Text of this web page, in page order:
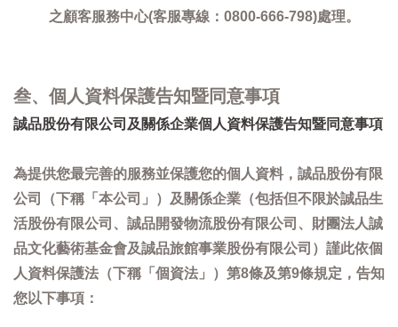
之顧客服務中心(客服專線：0800-666-798)處理。
叁、個人資料保護告知暨同意事項
誠品股份有限公司及關係企業個人資料保護告知暨同意事項
為提供您最完善的服務並保護您的個人資料，誠品股份有限
公司（下稱「本公司」）及關係企業（包括但不限於誠品生
活股份有限公司、誠品開發物流股份有限公司、財團法人誠
品文化藝術基金會及誠品旅館事業股份有限公司）謹此依個
人資料保護法（下稱「個資法」）第8條及第9條規定，告知
您以下事項：